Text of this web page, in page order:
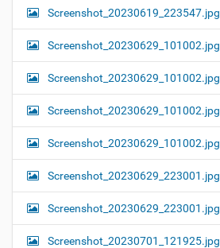
Screenshot_20230619_223547.jpg
Screenshot_20230629_101002.jpg
Screenshot_20230629_101002.jpg
Screenshot_20230629_101002.jpg
Screenshot_20230629_101002.jpg
Screenshot_20230629_223001.jpg
Screenshot_20230629_223001.jpg
Screenshot_20230701_121925.jpg